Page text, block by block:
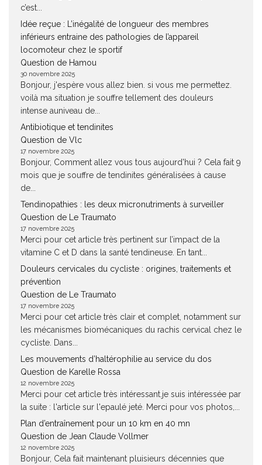
c’est...
Idée reçue : L’inégalité de longueur des membres
inférieurs entraine des pathologies de l’appareil
locomoteur chez le sportif
Question de Hamou
30 novembre 2025
Bonjour, j'espère vous allez bien. si vous me permettez.
voilà ma situation je souffre tellement des douleurs
intense auniveau de...
Antibiotique et tendinites
Question de Vlc
17 novembre 2025
Bonjour, Comment allez vous tous aujourd'hui ? Cela fait 9
mois que je souffre de tendinites généralisées à cause
de...
Tendinopathies : les deux micronutriments à surveiller
Question de Le Traumato
17 novembre 2025
Merci pour cet article très pertinent sur l’impact de la
vitamine C et D dans la santé tendineuse. En tant...
Douleurs cervicales du cycliste : origines, traitements et
prévention
Question de Le Traumato
17 novembre 2025
Merci pour cet article très clair et complet, notamment sur
les mécanismes biomécaniques du rachis cervical chez le
cycliste. Dans...
Les mouvements d’haltérophilie au service du dos
Question de Karelle Rossa
12 novembre 2025
Merci pour cet article très intéressant.je suis intéressée par
la suite : l'article sur l'epaulé jeté. Merci pour vos photos,...
Plan d’entraînement pour un 10 km en 40 mn
Question de Jean Claude Vollmer
12 novembre 2025
Bonjour, Cela fait maintenant pluisieurs décennies que